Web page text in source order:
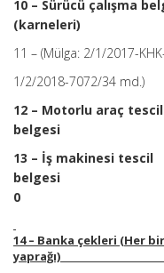
10 – Sürücü çalışma
11 – (Mülga: 2/1/2017-
1/2/2018-7072/34 md.)
12 – Motorlu araç tescil
13 – İş makinesi tescil
0
14 – Banka çekleri (Her
yaprağı)